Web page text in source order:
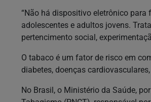
“Não há dispositivo eletrônico
adolescentes e adultos jovens.
pertencimento social,
O tabaco é um fator de risco em
diabetes, doenças
No Brasil, o Ministério da Saúde,